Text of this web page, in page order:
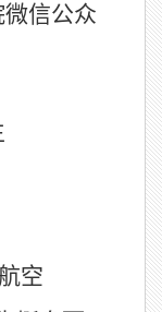
信公众
空